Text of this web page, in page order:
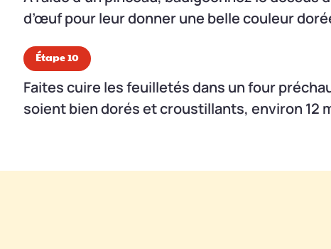
d’œuf pour leur donner une belle couleur
Étape 10
Faites cuire les feuilletés dans un four
soient bien dorés et croustillants, environ 12